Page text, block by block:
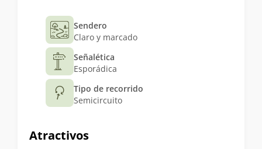
Sendero
Claro y marcado
Señalética
Esporádica
Tipo de recorrido
Semicircuito
Atractivos